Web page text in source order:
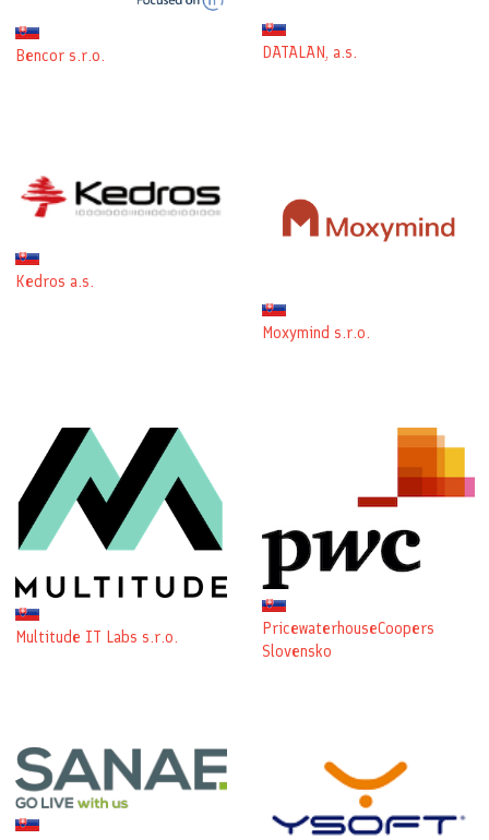
Bencor s.r.o. DATALAN, a.s.
Kedros a.s.
Moxymind s.r.o.
Multitude IT Labs s.r.o.
PricewaterhouseCoopers
Slovensko